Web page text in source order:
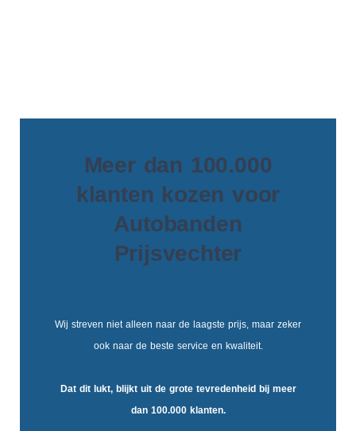
Meer dan 100.000
klanten kozen voor
Autobanden
Prijsvechter
Wij streven niet alleen naar de laagste prijs, maar zeker
ook naar de beste service en kwaliteit.
Dat dit lukt, blijkt uit de grote tevredenheidbij meer
dan 100.000 klanten.